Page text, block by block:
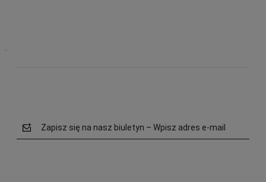
Zapisz się na nasz biuletyn – Wpisz adres e-mail